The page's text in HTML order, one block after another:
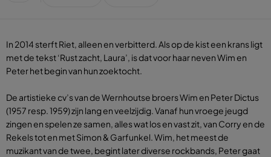
In 2014 sterft Riet, alleen en verbitterd. Als op de kist een krans ligt
met de tekst ‘Rust zacht, Laura’, is dat voor haar neven Wim en
Peter het begin van hun zoektocht.
De artistieke cv’s van de Wernhoutse broers Wim en Peter Dictus
(1957 resp. 1959) zijn lang en veelzijdig. Vanaf hun vroege jeugd
zingen en spelen ze samen, alles wat los en vast zit, van Corry en de
Rekels tot en met Simon & Garfunkel. Wim, het meest de
muzikant van de twee, begint later diverse rockbands, Peter gaat